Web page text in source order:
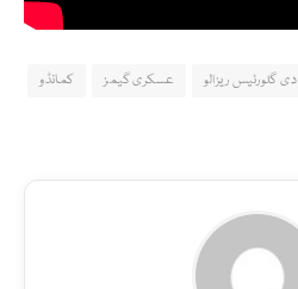
دی گلورئیس ریزالو عسکری گیمز
کمانڈو